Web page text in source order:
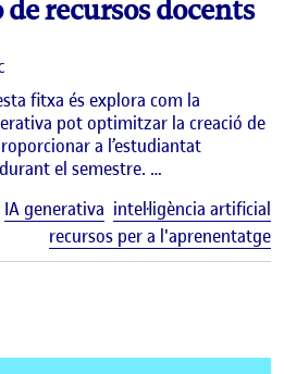
de recursos docents
fitxa és explora com la
pot optimitzar la creació de
a l’estudiantat
el semestre. …
IA generativa intel·ligència artificial
recursos per a l'aprenentatge